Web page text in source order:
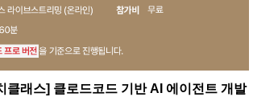
클래스] 클로드코드 기반 AI 에이전트 개발